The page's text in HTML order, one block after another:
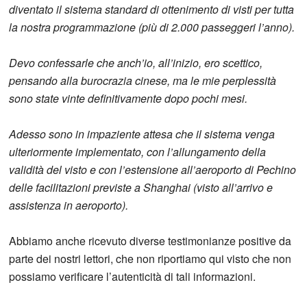
diventato il sistema standard di ottenimento di visti per tutta
la nostra programmazione (più di 2.000 passeggeri l’anno).
Devo confessarle che anch’io, all’inizio, ero scettico,
pensando alla burocrazia cinese, ma le mie perplessità
sono state vinte definitivamente dopo pochi mesi.
Adesso sono in impaziente attesa che il sistema venga
ulteriormente implementato, con l’allungamento della
validità del visto e con l’estensione all’aeroporto di Pechino
delle facilitazioni previste a Shanghai (visto all’arrivo e
assistenza in aeroporto).
Abbiamo anche ricevuto diverse testimonianze positive da
parte dei nostri lettori, che non riportiamo qui visto che non
possiamo verificare l’autenticità di tali informazioni.